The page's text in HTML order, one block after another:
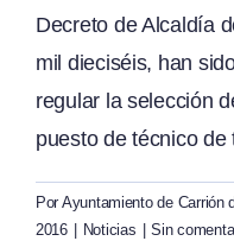
Decreto de Alcaldía
mil dieciséis, han
regular la selección
puesto de técnico de
Por Ayuntamiento de Carrión
2016
Noticias
Sin